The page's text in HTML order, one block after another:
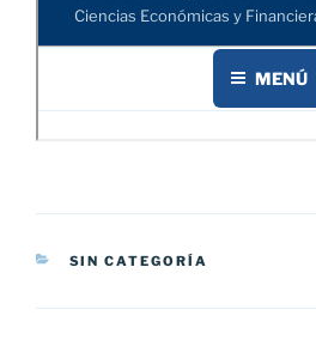
CATEGORÍAS
SIN CATEGORÍA